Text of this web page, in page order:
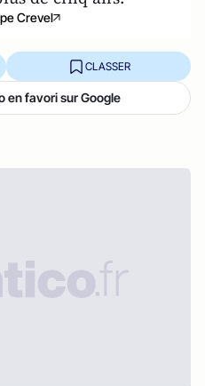
Crevel
CLASSER
en favori sur Google